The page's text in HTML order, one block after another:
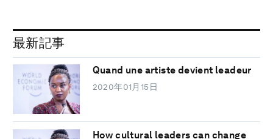
最新記事
Quand une artiste devient leadeur
2020年01月15日
How cultural leaders can change